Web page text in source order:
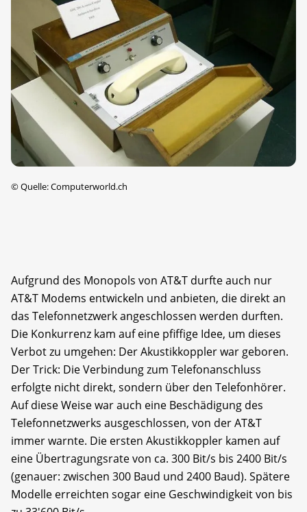
©Quelle: Computerworld.ch
Aufgrund des Monopols von AT&T durfte auch nur
AT&T Modems entwickeln und anbieten, die direkt an
das Telefonnetzwerk angeschlossen werden durften.
Die Konkurrenz kam auf eine pfiffige Idee, um dieses
Verbot zu umgehen: Der Akustikkoppler war geboren.
Der Trick: Die Verbindung zum Telefonanschluss
erfolgte nicht direkt, sondern über den Telefonhörer.
Auf diese Weise war auch eine Beschädigung des
Telefonnetzwerks ausgeschlossen, von der AT&T
immer warnte. Die ersten Akustikkoppler kamen auf
eine Übertragungsrate von ca. 300 Bit/s bis 2400 Bit/s
(genauer: zwischen 300 Baud und 2400 Baud). Spätere
Modelle erreichten sogar eine Geschwindigkeit von bis